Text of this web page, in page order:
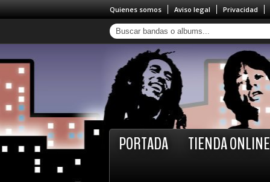
Quienes somos Aviso legal Privacidad
PORTADA TIENDA ONLINE